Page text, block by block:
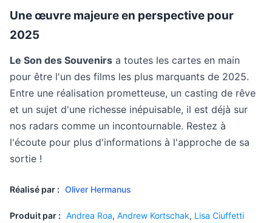
Une œuvre majeure en perspective pour
2025
Le Son des Souvenirs a toutes les cartes en main
pour être l'un des films les plus marquants de 2025.
Entre une réalisation prometteuse, un casting de rêve
et un sujet d'une richesse inépuisable, il est déjà sur
nos radars comme un incontournable. Restez à
l'écoute pour plus d'informations à l'approche de sa
sortie !
Réalisé par : Oliver Hermanus
Produit par : Andrea Roa, Andrew Kortschak, Lisa Ciuffetti